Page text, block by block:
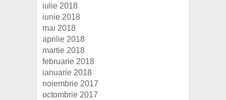
iulie 2018
iunie 2018
mai 2018
aprilie 2018
martie 2018
februarie 2018
ianuarie 2018
noiembrie 2017
octombrie 2017